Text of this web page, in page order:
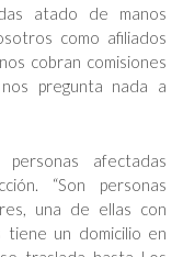
atado de manos
como afiliados
cobran comisiones
pregunta nada a
afectadas
“Son personas
una de ellas con
tiene un domicilio en